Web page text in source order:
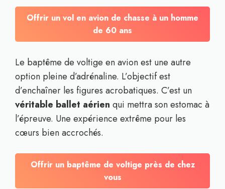
Offrir un vol en avion de chasse à un homme
de 60 ans
Le baptême de voltige en avion est une autre
option pleine d’adrénaline. L’objectif est
d’enchaîner les figures acrobatiques. C’est un
véritable ballet aérien qui mettra son estomac à
l’épreuve. Une expérience extrême pour les
cœurs bien accrochés.
Offrir un baptême de voltige près de chez
vous